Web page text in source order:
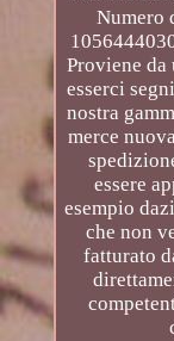
Numero
Proviene
esserci
nostra
merce
essere
esempio
che non
fatturato